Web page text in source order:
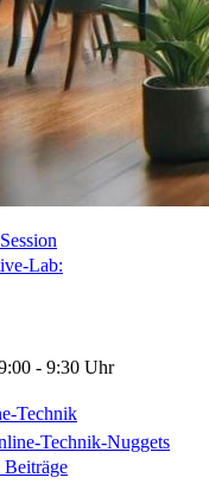
Lab:
- 9:30 Uhr
Technik
Technik-Nuggets
Beiträge